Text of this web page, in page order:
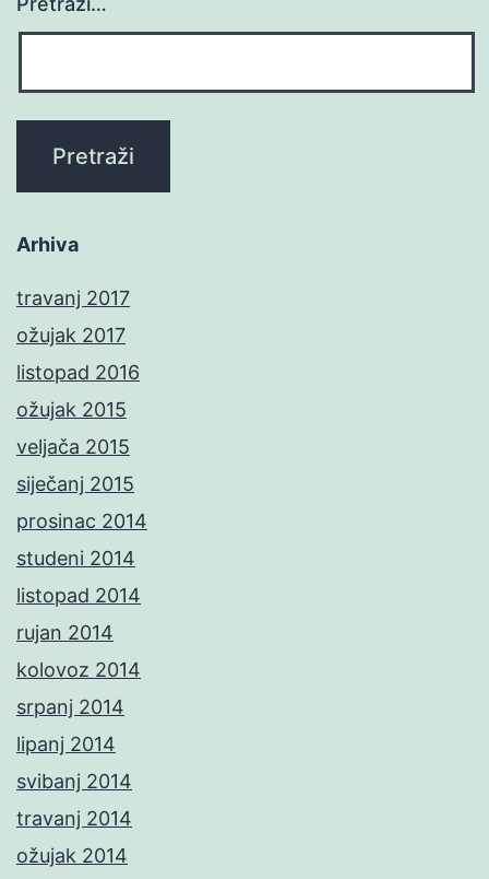
Arhiva
travanj 2017
ožujak 2017
listopad 2016
ožujak 2015
veljača 2015
siječanj 2015
prosinac 2014
studeni 2014
listopad 2014
rujan 2014
kolovoz 2014
srpanj 2014
lipanj 2014
svibanj 2014
travanj 2014
ožujak 2014